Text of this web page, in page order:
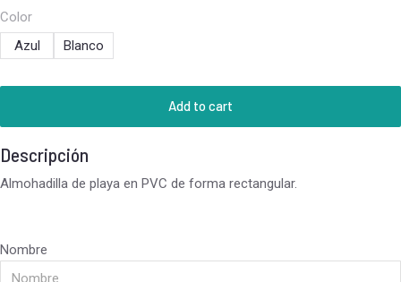
Color
Azul
Blanco
Add to cart
Descripción
Almohadilla de playa en PVC de forma rectangular.
Nombre